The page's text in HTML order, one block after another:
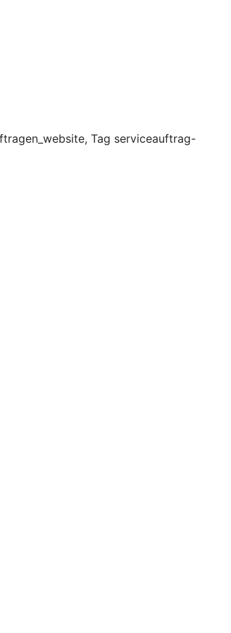
Tag serviceauftrag-